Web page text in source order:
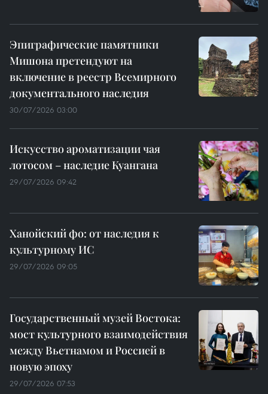
Эпиграфические памятники
Мишона претендуют на
включение в реестр Всемирного
документального наследия
30/07/2026 03:00
Искусство ароматизации чая
лотосом – наследие Куангана
29/07/2026 09:42
Ханойский фо: от наследия к
культурному ИС
29/07/2026 09:05
Государственный музей Востока:
мост культурного взаимодействия
между Вьетнамом и Россией в
новую эпоху
29/07/2026 07:53